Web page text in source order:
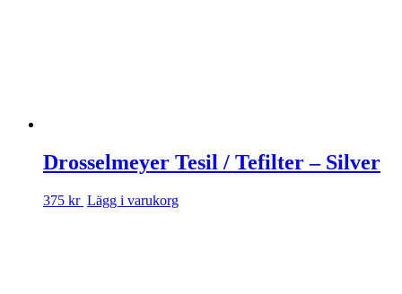
Drosselmeyer Tesil / Te­filter – Silver
375 kr Lägg i varukorg